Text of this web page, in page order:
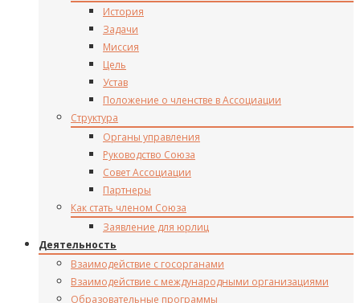
История
Задачи
Миссия
Цель
Устав
Положение о членстве в Ассоциации
Структура
Органы управления
Руководство Союза
Совет Ассоциации
Партнеры
Как стать членом Союза
Заявление для юрлиц
Деятельность
Взаимодействие с госорганами
Взаимодействие с международными организациями
Образовательные программы